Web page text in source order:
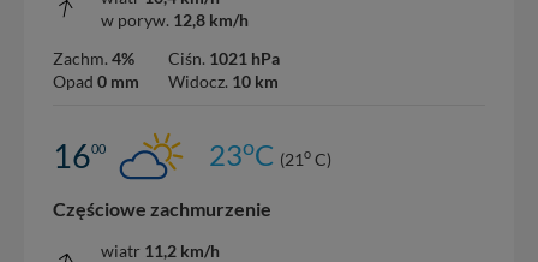
w poryw. 12,8 km/h
Zachm. 4%
Opad 0 mm
Ciśn. 1021 hPa
Widocz. 10 km
1600 23oC (21o C)
Częściowe zachmurzenie
wiatr 11,2 km/h